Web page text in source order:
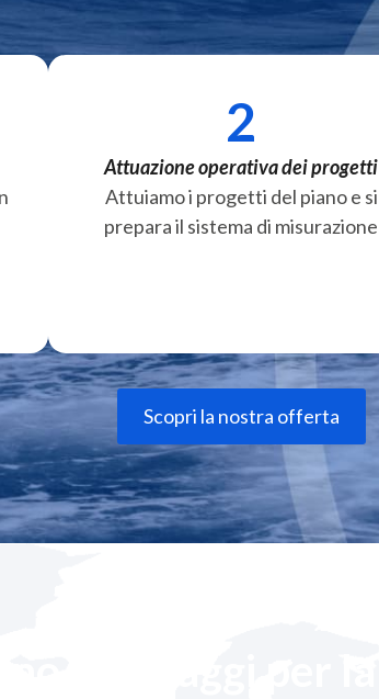
2
Attuazione operativa dei progetti
Attuiamo i progetti del piano e si
prepara il sistema di misurazione
Scopri la nostra offerta